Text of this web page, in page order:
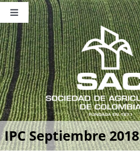
Saltar
contenido
Toggle
Navigation
Nosotros
Publicaciones
Sala de Prensa
Eventos
IPC Septiembre 2018